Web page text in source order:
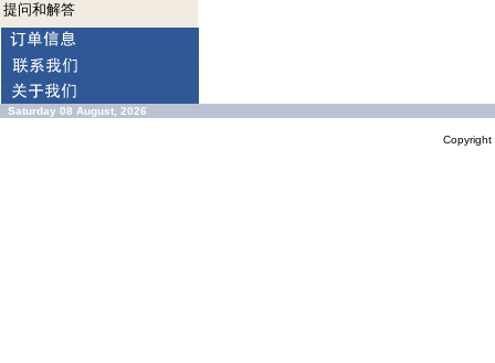
提问和解答
Saturday 08 August, 2026